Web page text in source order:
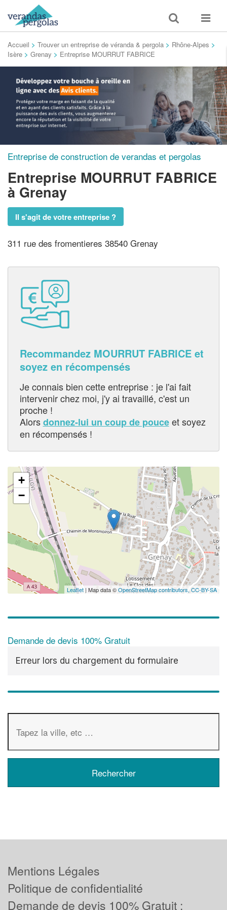
Toggle
search
Toggle
Accueil > Trouver un entreprise de véranda & pergola > Rhône-Alpes >
Isère > Grenay > Entreprise MOURRUT FABRICE
Entreprise de construction de verandas et pergolas
Entreprise MOURRUT FABRICE
à Grenay
Il s'agit de votre entreprise ?
311 rue des fromentieres 38540 Grenay
Recommandez MOURRUT FABRICE et
soyez en récompensés
Je connais bien cette entreprise : je l'ai fait
intervenir chez moi, j'y ai travaillé, c'est un
proche !
Alorsdonnez-lui un coup de pouceet soyez
en récompensés !
+
−
Leaflet | Map data ©OpenStreetMap contributors,CC-BY-SA
Demande de devis 100% Gratuit
Erreur lors du chargement du formulaire
Mentions Légales
Politique de confidentialité
Demande de devis 100% Gratuit :